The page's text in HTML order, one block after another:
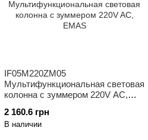
IF05M220ZM05
Мультифункциональная световая
колонна с зуммером 220V AC,
2 160.6 грн
В наличии